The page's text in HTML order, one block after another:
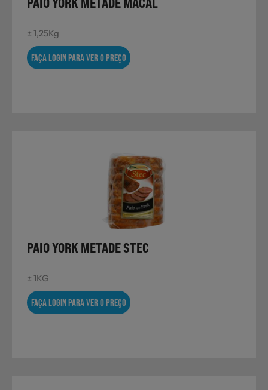
± 1,25Kg
FAÇA LOGIN PARA VER O PREÇO
PAIO YORK METADE STEC
± 1KG
FAÇA LOGIN PARA VER O PREÇO